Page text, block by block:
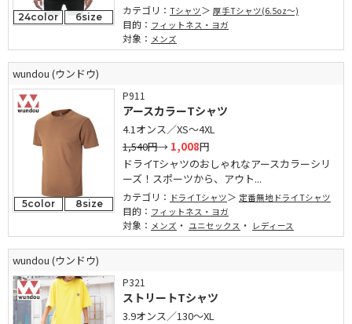
24color 6size
カテゴリ： Tシャツ 厚手Tシャツ(6.5oz～)
目的： フィットネス・ヨガ
対象： メンズ
wundou (ウンドウ)
5color 8size
P911
アースカラーTシャツ
4.1オンス／XS～4XL
1,540円→ 1,008円
ドライTシャツのおしゃれなアースカラーシリ
ーズ！スポーツから、アウト...
カテゴリ： ドライTシャツ 定番無地ドライTシャツ
目的： フィットネス・ヨガ
対象： メンズ ・ ユニセックス ・ レディース
wundou (ウンドウ)
P321
ストリートTシャツ
3.9オンス／130～XL